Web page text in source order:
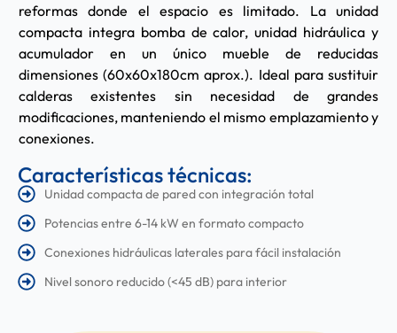
reformas donde el espacio es limitado. La unidad
compacta integra bomba de calor, unidad hidráulica y
acumulador en un único mueble de reducidas
dimensiones (60x60x180cm aprox.). Ideal para sustituir
calderas existentes sin necesidad de grandes
modificaciones, manteniendo el mismo emplazamiento y
conexiones.
Características técnicas:
Unidad compacta de pared con integración total
Potencias entre 6-14 kW en formato compacto
Conexiones hidráulicas laterales para fácil instalación
Nivel sonoro reducido (<45 dB) para interior